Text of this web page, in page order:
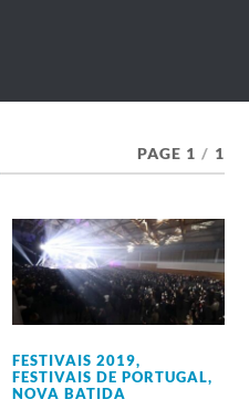
PAGE 1 / 1
FESTIVAIS 2019,
FESTIVAIS DE PORTUGAL,
NOVA BATIDA